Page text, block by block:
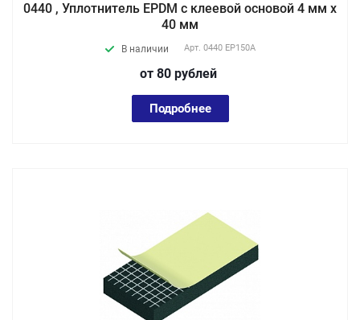
0440 , Уплотнитель EPDM с клеевой основой 4 мм х
40 мм
В наличии Арт. 0440 EP150А
от 80 рублей
Подробнее